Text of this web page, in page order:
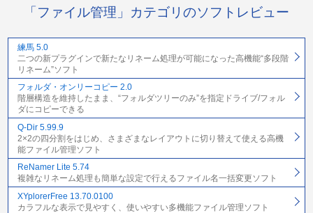
「ファイル管理」カテゴリのソフトレビュー
練馬 5.0
二つの新プラグインで新たなリネーム処理が可能になった高機能“多段階
リネーム”ソフト
フォルダ・オンリーコピー 2.0
階層構造を維持したまま、“フォルダツリーのみ”を指定ドライブ/フォル
ダにコピーできる
Q-Dir 5.99.9
2×2の四分割をはじめ、さまざまなレイアウトに切り替えて使える高機
能ファイル管理ソフト
ReNamer Lite 5.74
複雑なリネーム処理も簡単な設定で行えるファイル名一括変更ソフト
XYplorerFree 13.70.0100
カラフルな表示で見やすく、使いやすい多機能ファイル管理ソフト